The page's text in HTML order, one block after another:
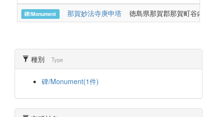
碑/Monument 那賀妙法寺庚申塔 徳島県那賀郡那賀町谷内字
種別 Type
碑/Monument(1件)